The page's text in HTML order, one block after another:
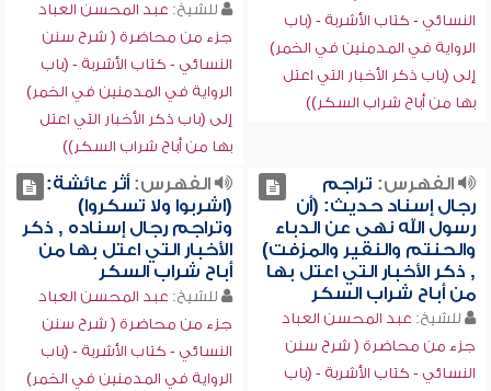
النسائي - كتاب الأشربة - (باب
الرواية في المدمنين في الخمر)
إلى (باب ذكر الأخبار التي اعتل
بها من أباح شراب السكر))
للشيخ: عبد المحسن العباد
جزء من محاضرة ( شرح سنن
النسائي - كتاب الأشربة - (باب
الرواية في المدمنين في الخمر)
إلى (باب ذكر الأخبار التي اعتل
بها من أباح شراب السكر))
الفهرس: تراجم
رجال إسناد حديث: (أن
رسول الله نهى عن الدباء
والحنتم والنقير والمزفت)
, ذكر الأخبار التي اعتل بها
من أباح شراب السكر
للشيخ: عبد المحسن العباد
جزء من محاضرة ( شرح سنن
النسائي - كتاب الأشربة - (باب
الفهرس:أثر عائشة:
(اشربوا ولا تسكروا)
وتراجم رجال إسناده , ذكر
الأخبار التي اعتل بها من
أباح شراب السكر
للشيخ: عبد المحسن العباد
جزء من محاضرة ( شرح سنن
النسائي - كتاب الأشربة - (باب
الرواية في المدمنين في الخمر)